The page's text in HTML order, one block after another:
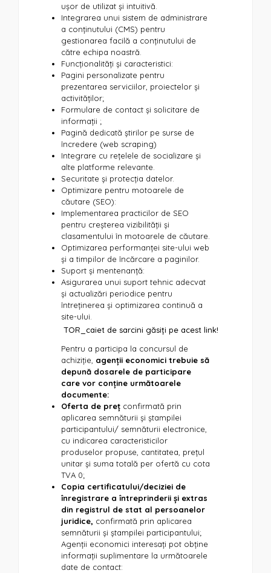
ușor de utilizat și intuitivă.
Integrarea unui sistem de administrare
a conținutului (CMS) pentru
gestionarea facilă a conținutului de
către echipa noastră.
Funcționalități și caracteristici:
Pagini personalizate pentru
prezentarea serviciilor, proiectelor și
activităților;
Formulare de contact și solicitare de
informații ;
Pagină dedicată știrilor pe surse de
încredere (web scraping)
Integrare cu rețelele de socializare și
alte platforme relevante.
Securitate și protecția datelor.
Optimizare pentru motoarele de
căutare (SEO):
Implementarea practicilor de SEO
pentru creșterea vizibilității și
clasamentului în motoarele de căutare.
Optimizarea performanței site-ului web
și a timpilor de încărcare a paginilor.
Suport și mentenanță:
Asigurarea unui suport tehnic adecvat
și actualizări periodice pentru
întreținerea și optimizarea continuă a
site-ului.
TOR_caiet de sarcini găsiți pe acest link!
Pentru a participa la concursul de
achiziție, agenții economici trebuie să
depună dosarele de participare
care vor conține următoarele
documente:
Oferta de prețconfirmată prin
aplicarea semnăturii și ștampilei
participantului/ semnăturii electronice,
cu indicarea caracteristicilor
produselor propuse, cantitatea, prețul
unitar și suma totală per ofertă cu cota
TVA 0;
Copia certificatului/deciziei de
înregistrare a întreprinderii și extras
din registrul de stat al persoanelor
juridice, confirmată prin aplicarea
semnăturii și ștampilei participantului;
Agenții economici interesați pot obține
informații suplimentare la următoarele
date de contact: